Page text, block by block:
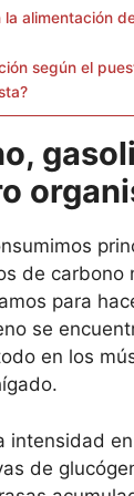
la alimentación
según el
de carbono
para
se
en los
intensidad
de